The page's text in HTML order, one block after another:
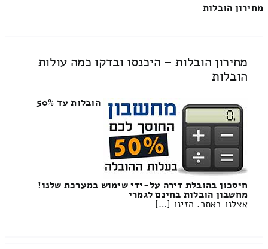
מחירון הובלות
מחירון הובלות – היכנסו ובדקו כמה עולות
הובלות
הובלות עד 50%
חיסכון בהובלת דירה על-ידי שימוש במערכת שלנו!
מחשבון הובלות בחינם לגמרי
אצלנו באתר. הזינו […]